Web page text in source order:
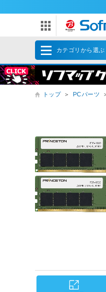
カテゴリから選ぶ
トップ ＞ PCパーツ